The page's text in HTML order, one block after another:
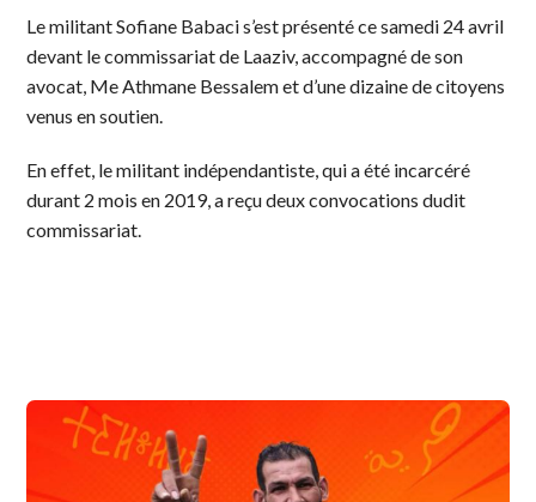
Le militant Sofiane Babaci s’est présenté ce samedi 24 avril
devant le commissariat de Laaziv, accompagné de son
avocat, Me Athmane Bessalem et d’une dizaine de citoyens
venus en soutien.
En effet, le militant indépendantiste, qui a été incarcéré
durant 2 mois en 2019, a reçu deux convocations dudit
commissariat.